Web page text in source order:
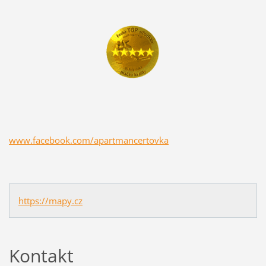
www.facebook.com/apartmancertovka
https://mapy.cz
Kontakt